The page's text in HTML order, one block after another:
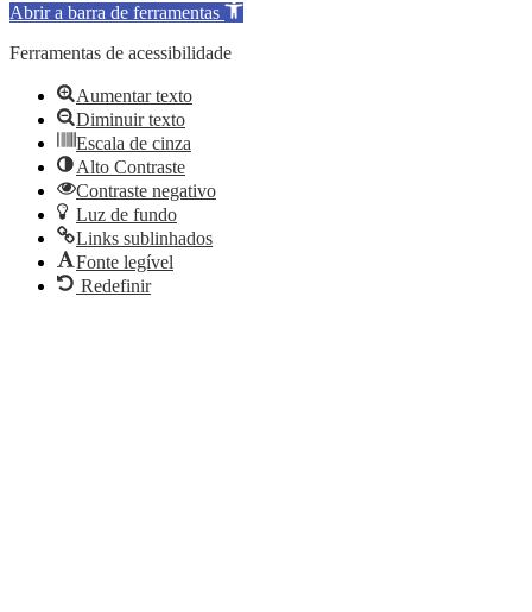
Abrir a barra de ferramentas
Ferramentas de acessibilidade
Aumentar texto
Diminuir texto
Escala de cinza
Alto Contraste
Contraste negativo
Luz de fundo
Links sublinhados
Fonte legível
Redefinir